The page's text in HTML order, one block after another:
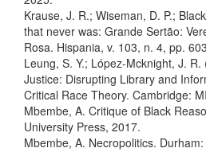
Krause, J. R.; Wiseman, D. P.;
that never was: Grande Sertão:
Rosa. Hispania, v. 103, n. 4, pp.
Leung, S. Y.; López-Mcknight, J.
Justice: Disrupting Library and
Critical Race Theory. Cambridge:
Mbembe, A. Critique of Black
University Press, 2017.
Mbembe, A. Necropolitics.